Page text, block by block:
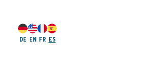
DE EN FR ES